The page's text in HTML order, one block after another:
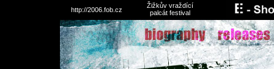
http://2006.fob.cz
Žižkův vraždící
palcát festival